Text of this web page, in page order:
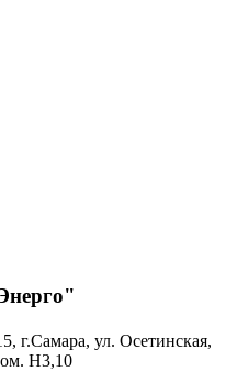
г.Самара, ул. Осетинская,
Н3,10